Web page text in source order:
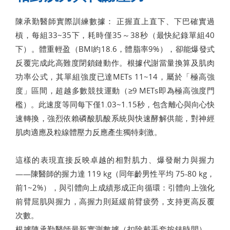
陳承勤醫師實際訓練數據： 正握直上直下、下巴確實過
槓，每組33~35下，耗時僅35～38秒（最快紀錄單組40
下）。體重輕盈（BMI約18.6，體脂率9%），卻能爆發式
反覆完成此高難度閉鎖鏈動作。根據代謝當量換算及肌肉
功率公式，其單組強度已達METs 11~14，屬於「極高強
度」區間，超越多數競技運動（≥9 METs即為極高強度門
檻）。此速度等同每下僅1.03~1.15秒，包含離心與向心快
速轉換，強烈依賴磷酸肌酸系統與快速酵解供能，對神經
肌肉適應及粒線體壓力反應產生獨特刺激。
這樣的表現直接反映卓越的相對肌力、爆發耐力與握力
——陳醫師的握力達 119 kg（同年齡男性平均 75-80 kg，
前1~2%），與引體向上成績形成正向循環：引體向上強化
前臂屈肌與握力，高握力則延緩前臂疲勞，支持更高反覆
次數。